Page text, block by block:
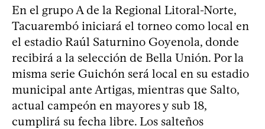
En el grupo A de la Regional Litoral-Norte,
Tacuarembó iniciará el torneo como local en
el estadio Raúl Saturnino Goyenola, donde
recibirá a la selección de Bella Unión. Por la
misma serie Guichón será local en su estadio
municipal ante Artigas, mientras que Salto,
actual campeón en mayores y sub 18,
cumplirá su fecha libre. Los salteños